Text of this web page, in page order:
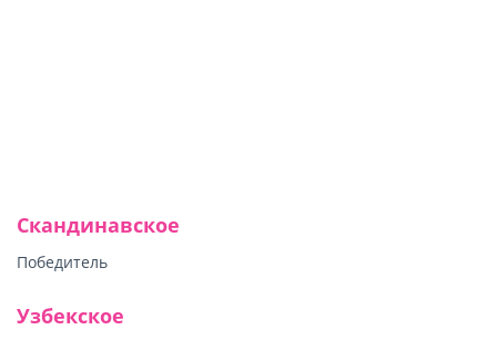
Скандинавское
Победитель
Узбекское